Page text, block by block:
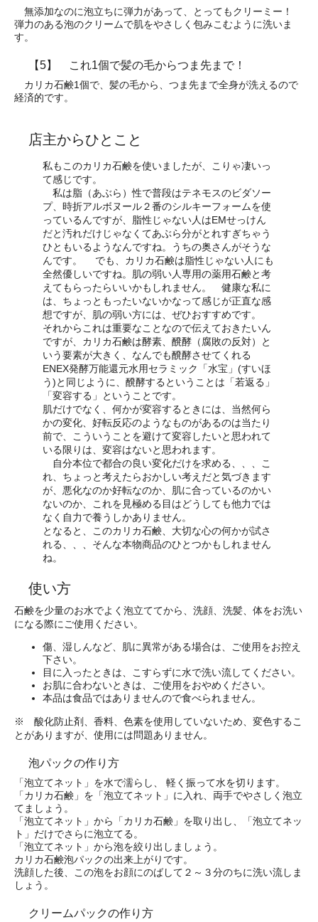
無添加なのに泡立ちに弾力があって、とってもクリーミー！
弾力のある泡のクリームで肌をやさしく包みこむように洗いま
す。
【5】 これ1個で髪の毛からつま先まで！
カリカ石鹸1個で、髪の毛から、つま先まで全身が洗えるので
経済的です。
店主からひとこと
私もこのカリカ石鹸を使いましたが、こりゃ凄いっ
て感じです。
私は脂（あぶら）性で普段はテネモスのビダソー
プ、時折アルボヌール２番のシルキーフォームを使
っているんですが、脂性じゃない人はEMせっけん
だと汚れだけじゃなくてあぶら分がとれすぎちゃう
ひともいるようなんですね。うちの奥さんがそうな
んです。 でも、カリカ石鹸は脂性じゃない人にも
全然優しいですね。肌の弱い人専用の薬用石鹸と考
えてもらったらいいかもしれません。 健康な私に
は、ちょっともったいないかなって感じが正直な感
想ですが、肌の弱い方には、ぜひおすすめです。
それからこれは重要なことなので伝えておきたいん
ですが、カリカ石鹸は酵素、醗酵（腐敗の反対）と
いう要素が大きく、なんでも醗酵させてくれる
ENEX発酵万能還元水用セラミック「水宝」(すいほ
う)と同じように、醗酵するということは「若返る」
「変容する」ということです。
肌だけでなく、何かが変容するときには、当然何ら
かの変化、好転反応のようなものがあるのは当たり
前で、こういうことを避けて変容したいと思われて
いる限りは、変容はないと思われます。
自分本位で都合の良い変化だけを求める、、、こ
れ、ちょっと考えたらおかしい考えだと気づきます
が、悪化なのか好転なのか、肌に合っているのかい
ないのか、これを見極める目はどうしても他力では
なく自力で養うしかありません。
となると、このカリカ石鹸、大切な心の何かが試さ
れる、、、そんな本物商品のひとつかもしれません
ね。
使い方
石鹸を少量のお水でよく泡立ててから、洗顔、洗髪、体をお洗い
になる際にご使用ください。
傷、湿しんなど、肌に異常がある場合は、ご使用をお控え
下さい。
目に入ったときは、こすらずに水で洗い流してください。
お肌に合わないときは、ご使用をおやめください。
本品は食品ではありませんので食べられません。
※ 酸化防止剤、香料、色素を使用していないため、変色するこ
とがありますが、使用には問題ありません。
泡パックの作り方
「泡立てネット」を水で濡らし、 軽く振って水を切ります。
「カリカ石鹸」を「泡立てネット」に入れ、両手でやさしく泡立
てましょう。
「泡立てネット」から「カリカ石鹸」を取り出し、「泡立てネッ
ト」だけでさらに泡立てる。
「泡立てネット」から泡を絞り出しましょう。
カリカ石鹸泡パックの出来上がりです。
洗顔した後、この泡をお顔にのばして２～３分のちに洗い流しま
しょう。
クリームパックの作り方